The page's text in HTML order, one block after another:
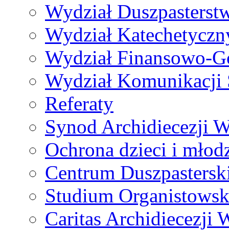
Wydział
Wydział
Wydział Finansowo-
Wydział Komunikacji
Referaty
Synod Archidiecezji
Ochrona dzieci i
Centrum
Studium
Caritas Archidiecezji